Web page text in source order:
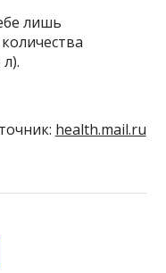
лишь
health.mail.ru